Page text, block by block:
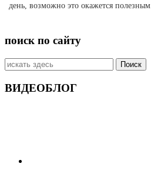
день, возможно это окажется полезным.
поиск по сайту
Искать:
ВИДЕОБЛОГ